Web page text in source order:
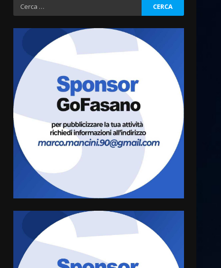
Ricerca
per:
La magia del Minareto e la
prima assoluta de “L’Albergo
Belvedere. Il rapimento”
6 Agosto 2026 06:15
4
Serie D, l’Us Fasano è
escluso dal campionato
5 Agosto 2026 17:30
5
Truffatori in azione nelle
frazioni fasanesi
scrivono al Prefetto: “Noi
cittadini di serie B”